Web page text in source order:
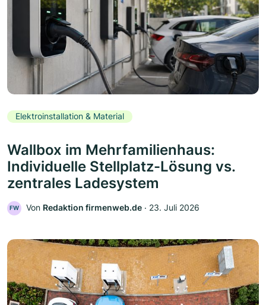
Elektroinstallation & Material
Wallbox im Mehrfamilienhaus:
Individuelle Stellplatz-Lösung vs.
zentrales Ladesystem
FW Von Redaktion firmenweb.de ‧ 23. Juli 2026